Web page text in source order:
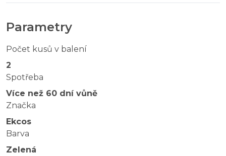
Parametry
Počet kusů v balení
2
Spotřeba
Více než 60 dní vůně
Značka
Ekcos
Barva
Zelená